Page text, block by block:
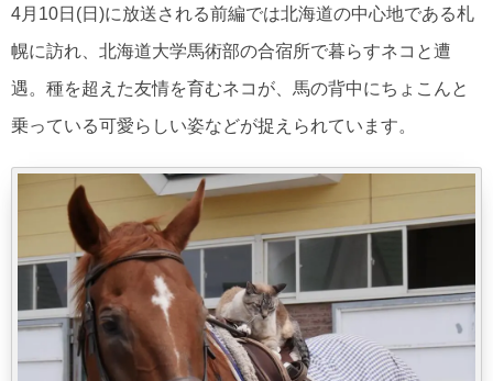
4月10日(日)に放送される前編では北海道の中心地である札
幌に訪れ、北海道大学馬術部の合宿所で暮らすネコと遭
遇。種を超えた友情を育むネコが、馬の背中にちょこんと
乗っている可愛らしい姿などが捉えられています。